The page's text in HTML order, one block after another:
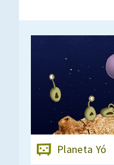
Planeta Yó